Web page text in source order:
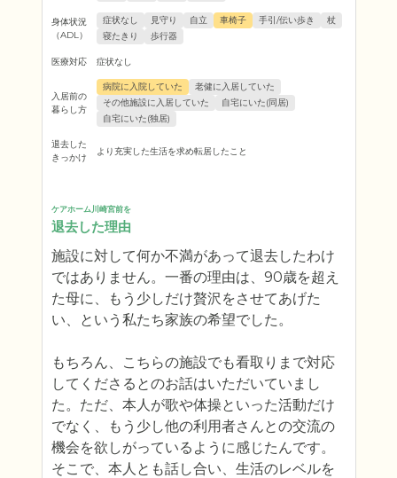
身体状況
（ADL）
症状なし 見守り 自立 車椅子 手引/伝い歩き
杖
寝たきり
歩行器
医療対応 症状なし
入居前の
暮らし方
病院に入院していた
老健に入居していた
その他施設に入居していた
自宅にいた(同居)
自宅にいた(独居)
退去した
きっかけ
より充実した生活を求め転居したこと
ケアホーム川崎宮前を
退去した理由
施設に対して何か不満があって退去したわけ
ではありません。一番の理由は、90歳を超え
た母に、もう少しだけ贅沢をさせてあげた
い、という私たち家族の希望でした。
もちろん、こちらの施設でも看取りまで対応
してくださるとのお話はいただいていまし
た。ただ、本人が歌や体操といった活動だけ
でなく、もう少し他の利用者さんとの交流の
機会を欲しがっているように感じたんです。
そこで、本人とも話し合い、生活のレベルを